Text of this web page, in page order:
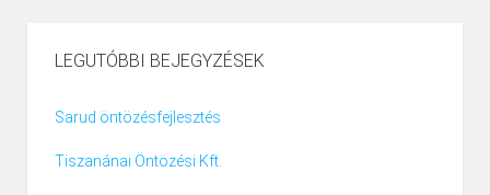
LEGUTÓBBI BEJEGYZÉSEK
Sarud öntözésfejlesztés
Tiszanánai Öntözési Kft.